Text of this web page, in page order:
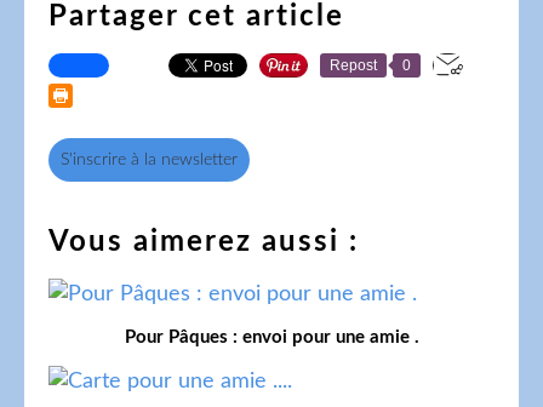
Partager cet article
Repost 0
S'inscrire à la newsletter
Vous aimerez aussi :
Pour Pâques : envoi pour une amie .